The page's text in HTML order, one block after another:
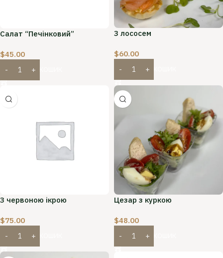
Салат “Печінковий”
$45.00
ДОДАТИ В КОШИК
З лососем
$60.00
ДОДАТИ В КОШИК
З червоною ікрою
$75.00
ДОДАТИ В КОШИК
Цезар з куркою
$48.00
ДОДАТИ В КОШИК